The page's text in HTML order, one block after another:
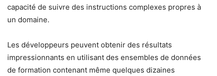
capacité de suivre des instructions complexes propres à
un domaine.
Les développeurs peuvent obtenir des résultats
impressionnants en utilisant des ensembles de données
de formation contenant même quelques dizaines